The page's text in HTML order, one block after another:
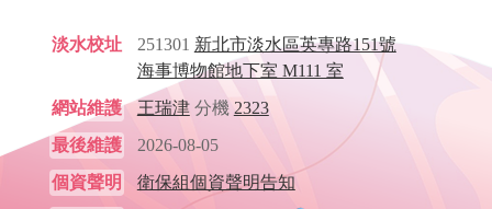
淡水校址 251301 新北市淡水區英專路151號
海事博物館地下室 M111 室
網站維護
王瑞津分機 2323
最後維護
2026-08-05
個資聲明
衛保組個資聲明告知